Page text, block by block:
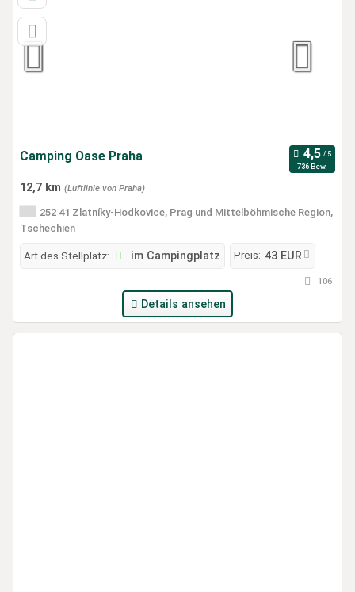
Camping Oase Praha
736 Bew.
12,7 km (Luftlinie von Praha)
252 41 Zlatníky-Hodkovice, Prag und Mittelböhmische Region,
Tschechien
Art des Stellplatz: im Campingplatz Preis: 43 EUR
106
Details ansehen